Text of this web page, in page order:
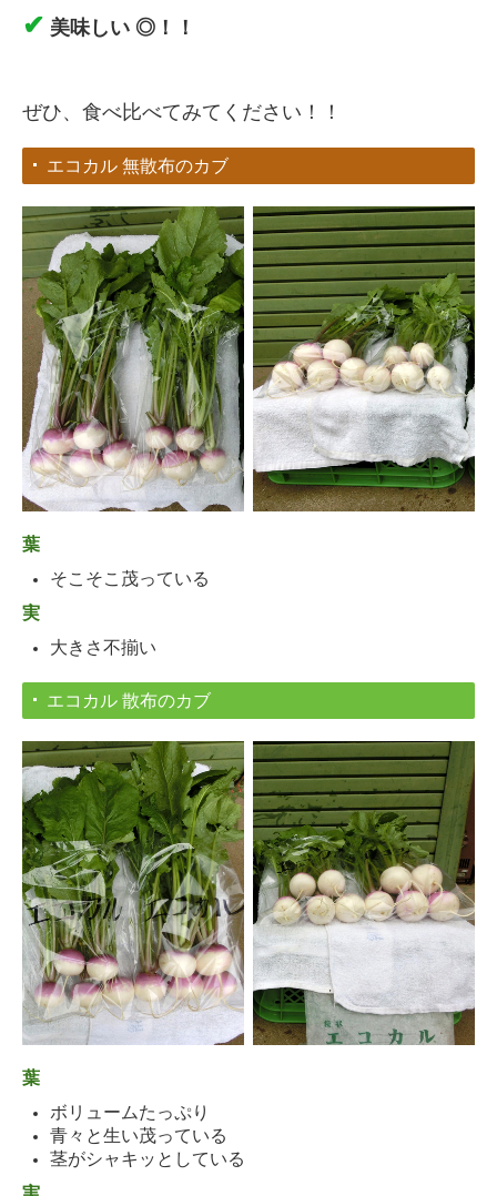
✔ 美味しい ◎！！
ぜひ、食べ比べてみてください！！
エコカル 無散布のカブ
葉
そこそこ茂っている
実
大きさ不揃い
エコカル 散布のカブ
葉
ボリュームたっぷり
青々と生い茂っている
茎がシャキッとしている